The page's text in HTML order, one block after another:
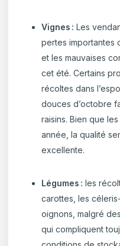
Vignes : Les
pertes importantes
et les mauvaises
cet été. Certains
récoltes dans
douces d’octobre
raisins. Bien que
année, la qualité
excellente.
Légumes :les
carottes, les
oignons, malgré
qui compliquent